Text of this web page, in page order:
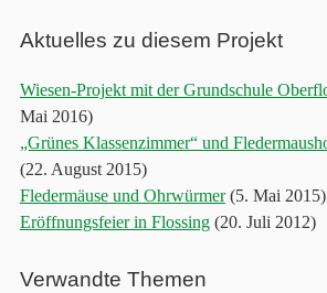
Aktuelles zu diesem Projekt
Wiesen-Projekt mit der Grundschule
Mai 2016)
„Grünes Klassenzimmer“ und
(22. August 2015)
Fledermäuse und Ohrwürmer(5. Mai 2015)
Eröffnungsfeier in Flossing(20. Juli 2012)
Verwandte Themen